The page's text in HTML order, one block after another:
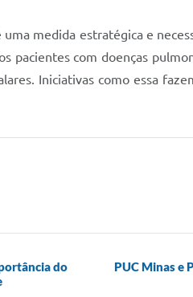
medida estratégica e
pacientes com doenças
Iniciativas como essa
do
PUC Minas e